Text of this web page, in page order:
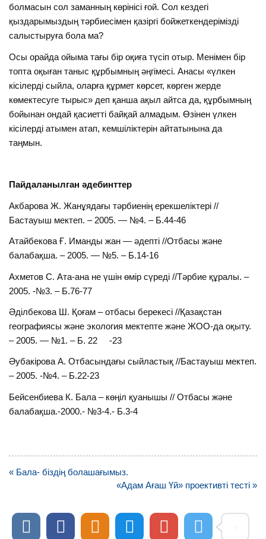
болмасын сол заманның көрінісі ғой. Сол кездегі
қыздарымыздың тәрбиесімен қазіргі бойжеткендерімізді
салыстыруға бола ма?
Осы орайда ойыма тағы бір оқиға түсіп отыр. Менімен бір
топта оқыған таныс құрбымның әңгімесі. Анасы «үлкен
кісілерді сыйла, оларға құрмет көрсет, көрген жерде
көмектесуге тырыс» деп қанша ақыл айтса да, құрбымның
бойынан ондай қасиетті байқай алмадым. Өзінен үлкен
кісілерді атымен атап, кемшіліктерін айтатынына да
таңмын.
Пайдаланылган әдебинттер
Акбарова Ж. Жанұядағы тәрбиенің ерекшеліктері //
Бастауыш мектеп. – 2005. — №4. – Б.44-46
Атайбекова Ғ. Иманды жан — әдепті //Отбасы және
балабақша. – 2005. — №5. – Б.14-16
Ахметов С. Ата-ана не үшін өмір сүреді //Тәрбие құралы. –
2005. -№3. – Б.76-77
Әділбекова Ш. Қоғам – отбасы берекесі //Қазақстан
географиясы және экология мектепте және ЖОО-да оқыту.
– 2005. — №1. – Б. 22 -23
Әубакірова А. Отбасындағы сыйластық //Бастауыш мектеп.
– 2005. -№4. – Б.22-23
Бейсенбиева К. Бала – көңіл қуанышы // Отбасы және
балабақша.-2000.- №3-4.- Б.3-4
Навигация
« Бала- біздің болашағымыз.
«Адам Ағаш Үй» проективті тесті »